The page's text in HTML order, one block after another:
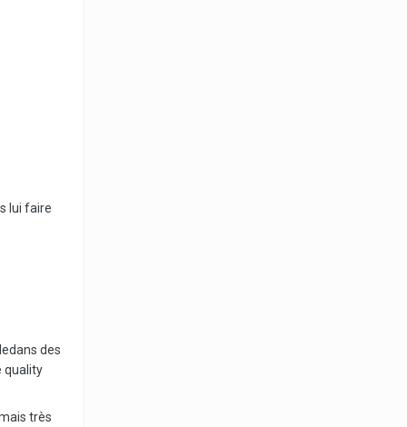
lui faire
des
quality
très